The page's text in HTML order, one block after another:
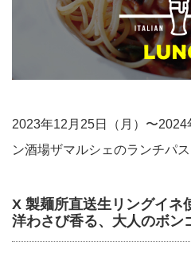
2023年12月25日（月）〜
ン酒場ザマルシェのランチパ
X 製麺所直送生リングイネ
洋わさび香る、大人のボン